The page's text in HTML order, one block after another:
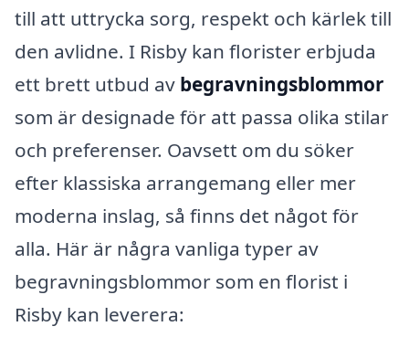
till att uttrycka sorg, respekt och kärlek till
den avlidne. I Risby kan florister erbjuda
ett brett utbud av begravningsblommor
som är designade för att passa olika stilar
och preferenser. Oavsett om du söker
efter klassiska arrangemang eller mer
moderna inslag, så finns det något för
alla. Här är några vanliga typer av
begravningsblommor som en florist i
Risby kan leverera: